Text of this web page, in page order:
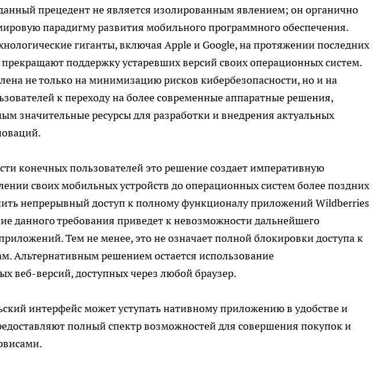
прецедент не является изолированным явлением; он органично
парадигму развития мобильного программного обеспечения.
гиганты, включая Apple и Google, на протяжении последних
прекращают поддержку устаревших версий своих операционных систем.
не только на минимизацию рисков кибербезопасности, но и на
к переходу на более современные аппаратные решения,
значительные ресурсы для разработки и внедрения актуальных
конечных пользователей это решение создает императивную
своих мобильных устройств до операционных систем более поздних
непрерывный доступ к полному функционалу приложений Wildberries
данного требования приведет к невозможности дальнейшего
Тем не менее, это не означает полной блокировки доступа к
Альтернативным решением остается использование
веб-версий, доступных через любой браузер.
интерфейс может уступать нативному приложению в удобстве и
полный спектр возможностей для совершения покупок и